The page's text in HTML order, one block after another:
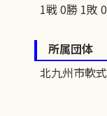
1戦 0勝 1敗
所属団体
北九州市軟